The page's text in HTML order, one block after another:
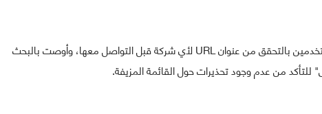
من جانبها، نصحت لجنة التجارة الفيدرالية (FTC) المستخدمين بالتحقق من عنوان URL لأي شركة قبل التواصل معها، وأوصت بالبحث
من عدم وجود تحذيرات حول القائمة المزيفة.